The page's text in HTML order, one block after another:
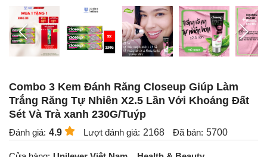
Combo 3 Kem Đánh Răng Closeup Giúp Làm
Trắng Răng Tự Nhiên X2.5 Lần Với Khoáng Đất
Sét Và Trà xanh 230G/Tuýp
Đánh giá: 4.9 Lượt đánh giá: 2168 Đã bán: 5700